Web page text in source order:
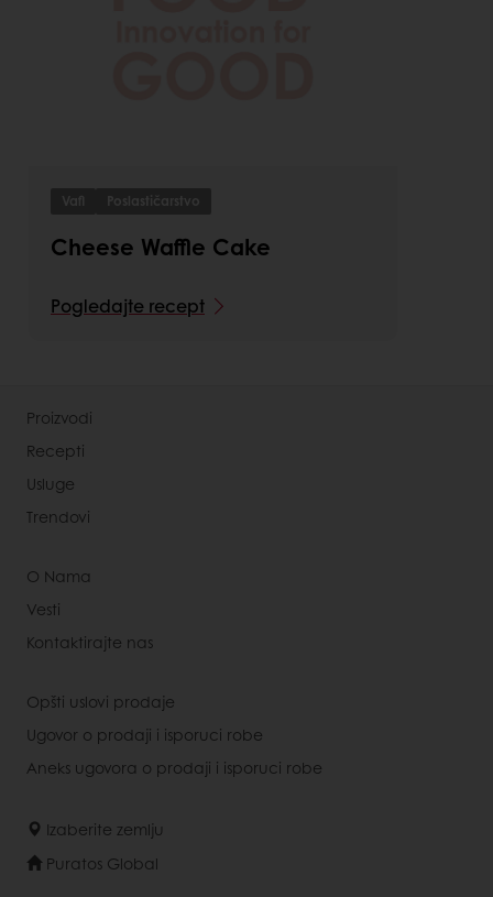
Vafl Poslastičarstvo
Cheese Waffle Cake
Pogledajte recept
Proizvodi
Recepti
Usluge
Trendovi
O Nama
Vesti
Kontaktirajte nas
Opšti uslovi prodaje
Ugovor o prodaji i isporuci robe
Aneks ugovora o prodaji i isporuci robe
Izaberite zemlju
Puratos Global